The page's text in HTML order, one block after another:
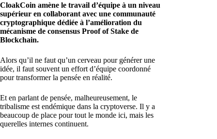
CloakCoin amène le travail d’équipe à un niveau
supérieur en collaborant avec une communauté
cryptographique dédiée à l’amélioration du
mécanisme de consensus Proof of Stake de
Blockchain.
Alors qu’il ne faut qu’un cerveau pour générer une
idée, il faut souvent un effort d’équipe coordonné
pour transformer la pensée en réalité.
Et en parlant de pensée, malheureusement, le
tribalisme est endémique dans la cryptoverse. Il y a
beaucoup de place pour tout le monde ici, mais les
querelles internes continuent.